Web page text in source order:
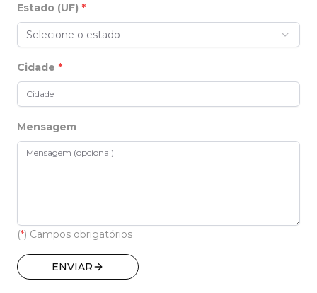
Estado (UF) *
Selecione o estado
Cidade *
Mensagem
(*) Campos obrigatórios
ENVIAR